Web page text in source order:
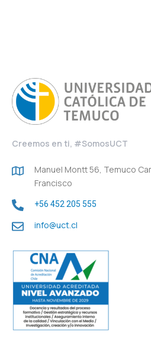
Creemos en ti, #SomosUCT
Manuel Montt 56, Temuco
Francisco
+56 452 205 555
info@uct.cl